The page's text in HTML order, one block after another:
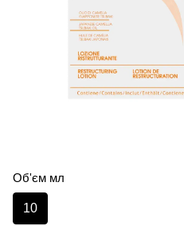
Об'єм мл
10